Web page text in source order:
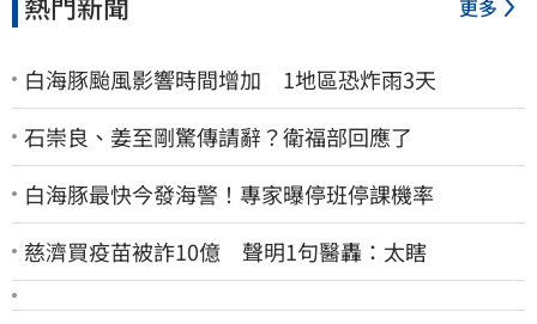
更多
白海豚颱風影響時間增加 1地區恐炸雨3天
石崇良、姜至剛驚傳請辭？衛福部回應了
白海豚最快今發海警！專家曝停班停課機率
慈濟買疫苗被詐10億 聲明1句醫轟：太瞎